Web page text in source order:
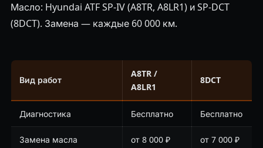
Масло: Hyundai ATF SP-IV (A8TR, A8LR1) и SP-DCT
(8DCT). Замена — каждые 60 000 км.
Вид работ
A8TR /
A8LR1
8DCT
Диагностика Бесплатно Бесплатно
Замена масла от 8 000 ₽ от 7 000 ₽